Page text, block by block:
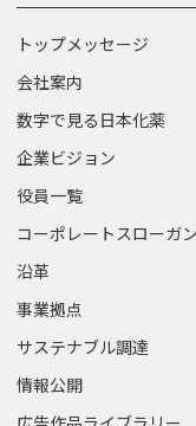
トップメッセージ
会社案内
数字で見る日本化薬
企業ビジョン
役員一覧
コーポレートスローガ
沿革
事業拠点
サステナブル調達
情報公開